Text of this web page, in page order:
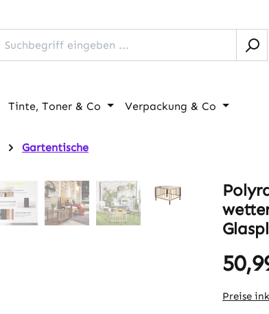
Tinte, Toner & Co Verpackung & Co
Gartentische
Preise